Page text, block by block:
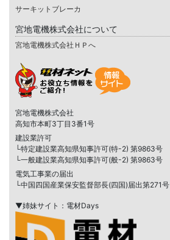
サーキットブレーカ
宮地電機株式会社について
宮地電機株式会社ＨＰへ
宮地電機株式会社
高知市本町3丁目3番1号
建設業許可
└特定建設業高知県知事許可(特-2) 第9863号
└一般建設業高知県知事許可(般-2) 第9863号
電気工事業の届出
└中国四国産業保安監督部長(四国)届出第271号
▼姉妹サイト：電材Days